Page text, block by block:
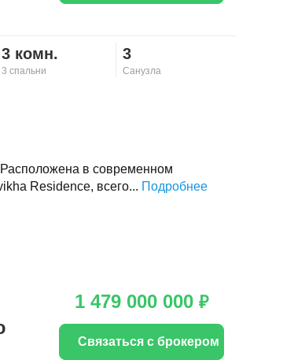
3 комн.
3 спальни
3
Санузла
в современном
Residence, всего... Подробнее
1 479 000 000 ₽
Связаться с брокером